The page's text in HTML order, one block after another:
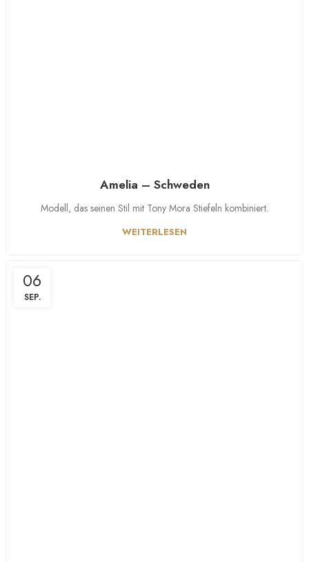
Amelia – Schweden
Modell, das seinen Stil mit Tony Mora Stiefeln kombiniert.
WEITERLESEN
06
SEP.